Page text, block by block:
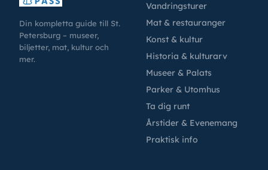
Din kompletta guide till St.
Petersburg – museer,
biljetter, mat, kultur och
mer.
Vandringsturer
Mat & restauranger
Konst & kultur
Historia & kulturarv
Museer & Palats
Parker & Utomhus
Ta dig runt
Årstider & Evenemang
Praktisk info